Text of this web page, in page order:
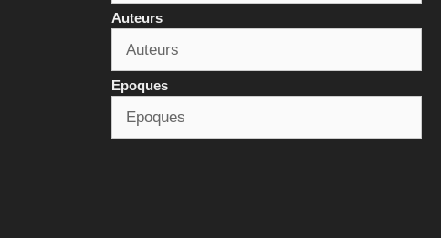
Auteurs
Epoques